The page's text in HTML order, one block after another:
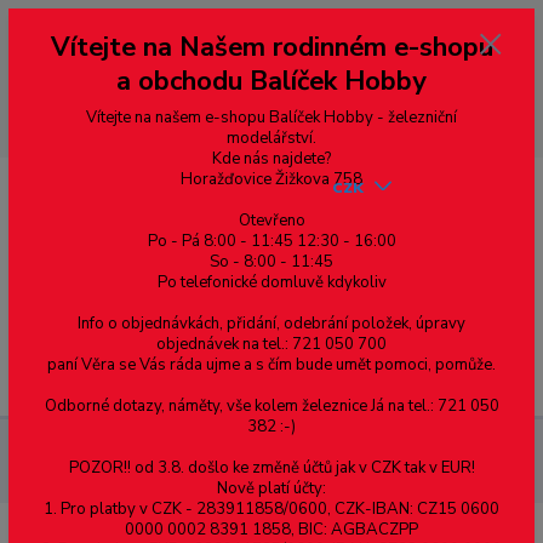
--- pro zákazníky ze Slovenska a jiných zemí, pokud chcete platit v eurech
přepněte si e-shop na euro 💶 pro přepočet měny - pravý horní roh ---
dobírky – pokud si z nějakého důvodu zásilku nevyzvednete, bude po
domluvě zaslána znovu s opětovnou platbou za poštovné, v opačném
případě bude zrušena a účet přidán na blacklist a rušeny následující
objednávky.
Menu
CZK
1000mm
Vítejte na Našem rodinném e-shopu
a obchodu Balíček Hobby
Vítejte na našem e-shopu Balíček Hobby - železniční
modelářství.
Kde nás najdete?
Horažďovice Žižkova 758
Otevřeno
Po - Pá 8:00 - 11:45 12:30 - 16:00
So - 8:00 - 11:45
Po telefonické domluvě kdykoliv
Info o objednávkách, přidání, odebrání položek, úpravy
objednávek na tel.: 721 050 700
paní Věra se Vás ráda ujme a s čím bude umět pomoci, pomůže.
Odborné dotazy, náměty, vše kolem železnice Já na tel.: 721 050
382 :-)
POZOR!! od 3.8. došlo ke změně účtů jak v CZK tak v EUR!
Nově platí účty:
1. Pro platby v CZK - 283911858/0600, CZK-IBAN: CZ15 0600
0000 0002 8391 1858, BIC: AGBACZPP